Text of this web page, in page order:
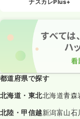
ナスカレPlus+
都道府県で探す
北海道・東北北海道青森
北陸・甲信越新潟富山石